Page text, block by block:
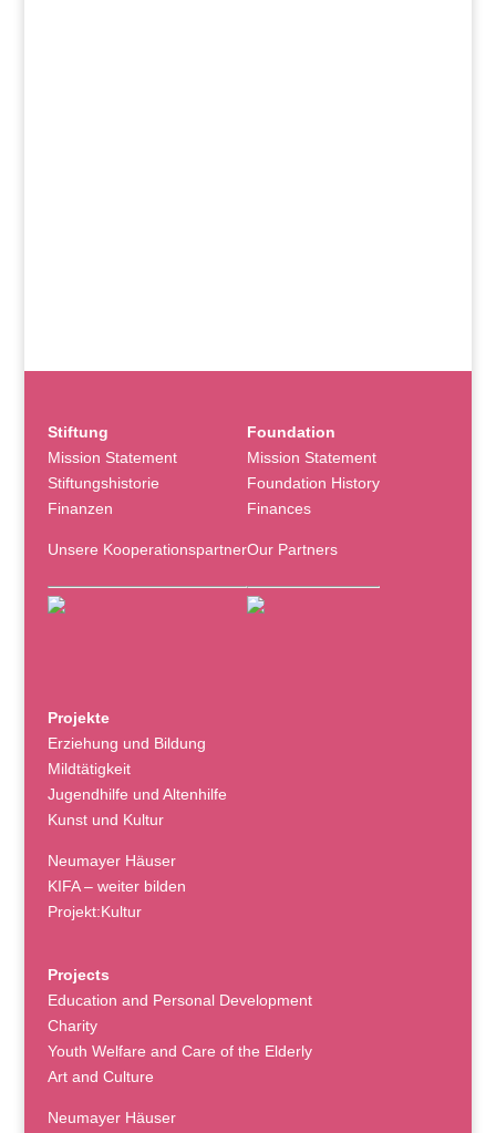
Stiftung
Mission Statement
Stiftungshistorie
Finanzen
Unsere Kooperationspartner
Foundation
Mission Statement
Foundation History
Finances
Our Partners
Projekte
Erziehung und Bildung
Mildtätigkeit
Jugendhilfe und Altenhilfe
Kunst und Kultur
Neumayer Häuser
KIFA – weiter bilden
Projekt:Kultur
Projects
Education and Personal Development
Charity
Youth Welfare and Care of the Elderly
Art and Culture
Neumayer Häuser